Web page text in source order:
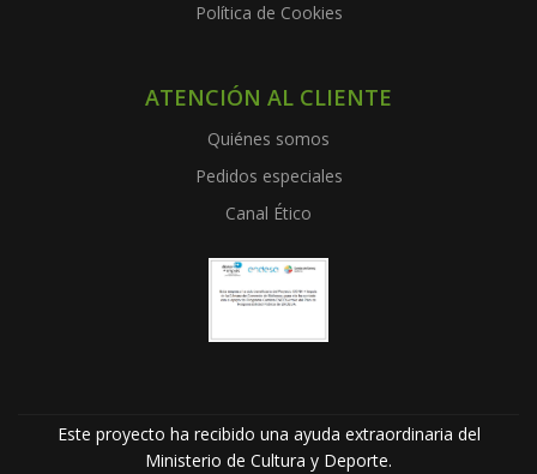
Política de Cookies
ATENCIÓN AL CLIENTE
Quiénes somos
Pedidos especiales
Canal Ético
Este proyecto ha recibido una ayuda extraordinaria del
Ministerio de Cultura y Deporte.